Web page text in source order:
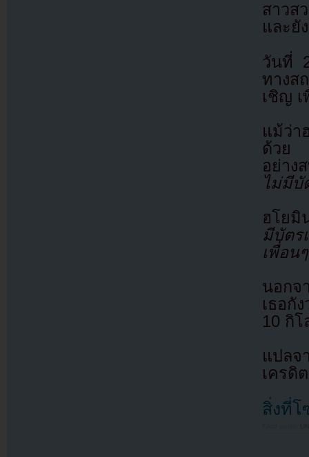
สาวส
และยั
วันที่
ทางส
เชิญ
แม้ว่า
ด้วย
อย่าง
ไม่มีบั
ฮโยมิ
มีบัตร
เพื่อน
นอกจ
เธอกั
10 กิ
แปลจ
เครดิ
สิ่งที่โ